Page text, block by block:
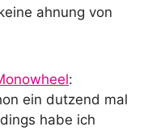
ahnung von
:
ein dutzend mal
habe ich